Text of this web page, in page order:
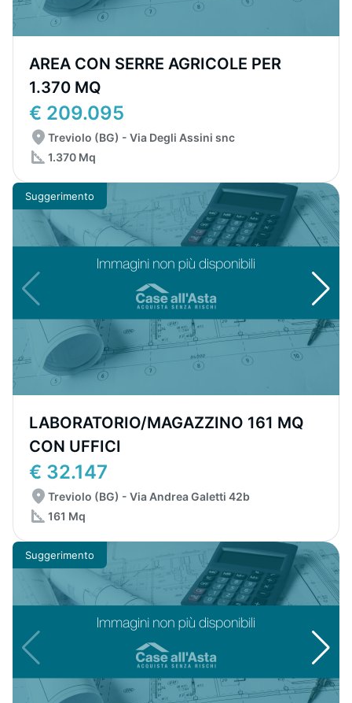
AREA CON SERRE AGRICOLE PER
1.370 MQ
€ 209.095
Treviolo (BG) - Via Degli Assini snc
1.370 Mq
Suggerimento
LABORATORIO/MAGAZZINO 161 MQ
CON UFFICI
€ 32.147
Treviolo (BG) - Via Andrea Galetti 42b
161 Mq
Suggerimento